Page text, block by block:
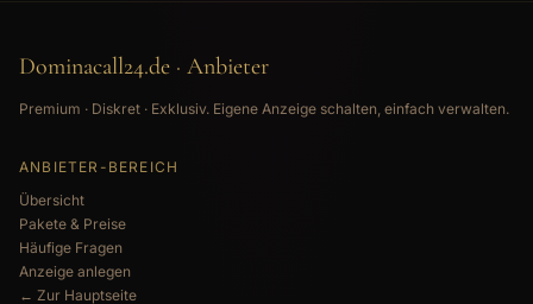
Dominacall24.de · Anbieter
Premium · Diskret · Exklusiv. Eigene Anzeige schalten, einfach verwalten.
ANBIETER-BEREICH
Übersicht
Pakete & Preise
Häufige Fragen
Anzeige anlegen
← Zur Hauptseite